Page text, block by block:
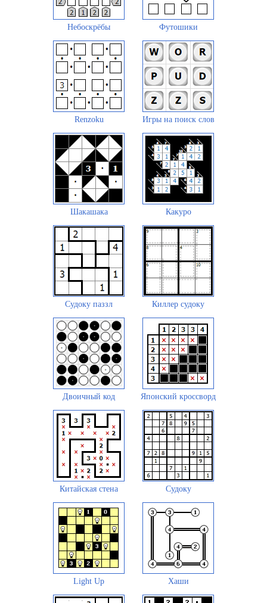
Небоскрёбы Футошики
Renzoku Игры на поиск слов
Шакашака Какуро
Судоку паззл Киллер судоку
Двоичный код Японский кроссворд
Китайская стена Судоку
Light Up Хаши